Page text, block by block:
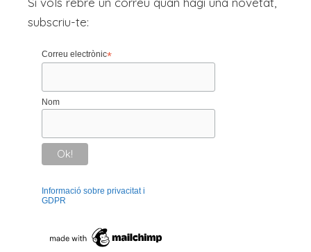
subscriu-te:
Correu electrònic*
Nom
Informació sobre privacitat i
GDPR